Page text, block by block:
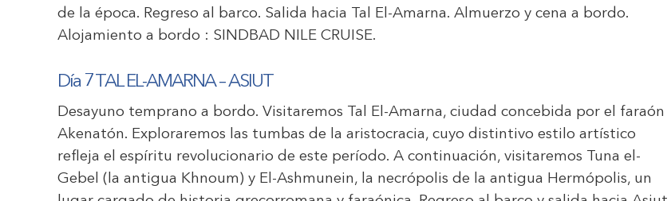
de la época. Regreso al barco. Salida hacia Tal El-Amarna. Almuerzo y cena a bordo.
Alojamiento a bordo : SINDBAD NILE CRUISE.
Día 7 TAL EL-AMARNA – ASIUT
Desayuno temprano a bordo. Visitaremos Tal El-Amarna, ciudad concebida por el faraón
Akenatón. Exploraremos las tumbas de la aristocracia, cuyo distintivo estilo artístico
refleja el espíritu revolucionario de este período. A continuación, visitaremos Tuna el-
Gebel (la antigua Khnoum) y El-Ashmunein, la necrópolis de la antigua Hermópolis, un